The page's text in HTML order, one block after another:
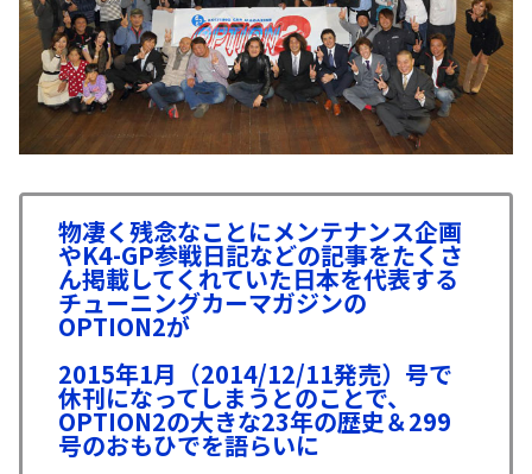
物凄く残念なことにメンテナンス企画
やK4-GP参戦日記などの記事をたくさ
ん掲載してくれていた日本を代表する
チューニングカーマガジンの
OPTION2が
2015年1月（2014/12/11発売）号で
休刊になってしまうとのことで、
OPTION2の大きな23年の歴史＆299
号のおもひでを語らいに